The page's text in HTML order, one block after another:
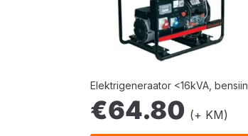
Elektrigeneraator <16kVA, bensiin
€64.80 (+ KM)